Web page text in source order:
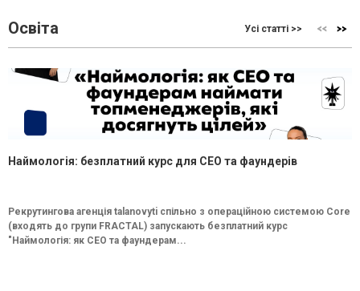
Освіта Усі статті >>
Наймологія: безплатний курс для CEO та фаундерів
Рекрутингова агенція talanovyti спільно з операційною системою Core
(входять до групи FRACTAL) запускають безплатний курс
"Наймологія: як СEO та фаундерам...